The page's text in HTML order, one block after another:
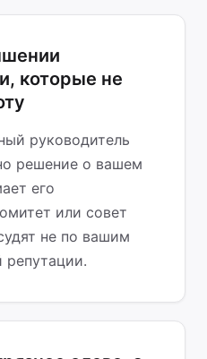
которые не
руководитель
решение о вашем
его
или совет
не по вашим
репутации.